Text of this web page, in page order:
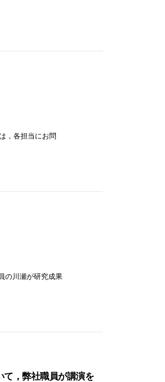
，各担当にお問
の川瀬が研究成果
て，弊社職員が講演を